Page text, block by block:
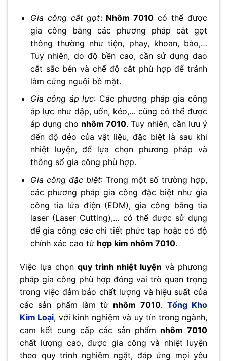
Gia công cắt gọt: Nhôm 7010 có thể được
gia công bằng các phương pháp cắt gọt
thông thường như tiện, phay, khoan, bào,…
Tuy nhiên, do độ bền cao, cần sử dụng dao
cắt sắc bén và chế độ cắt phù hợp để tránh
làm cứng nguội bề mặt.
Gia công áp lực: Các phương pháp gia công
áp lực như dập, uốn, kéo,… cũng có thể được
áp dụng cho nhôm 7010. Tuy nhiên, cần lưu ý
đến độ dẻo của vật liệu, đặc biệt là sau khi
nhiệt luyện, để lựa chọn phương pháp và
thông số gia công phù hợp.
Gia công đặc biệt: Trong một số trường hợp,
các phương pháp gia công đặc biệt như gia
công tia lửa điện (EDM), gia công bằng tia
laser (Laser Cutting),… có thể được sử dụng
để gia công các chi tiết phức tạp hoặc có độ
chính xác cao từ hợp kim nhôm 7010.
Việc lựa chọn quy trình nhiệt luyện và phương
pháp gia công phù hợp đóng vai trò quan trọng
trong việc đảm bảo chất lượng và hiệu suất của
các sản phẩm làm từ nhôm 7010. Tổng Kho
Kim Loại, với kinh nghiệm và uy tín trong ngành,
cam kết cung cấp các sản phẩm nhôm 7010
chất lượng cao, được gia công và nhiệt luyện
theo quy trình nghiêm ngặt, đáp ứng mọi yêu